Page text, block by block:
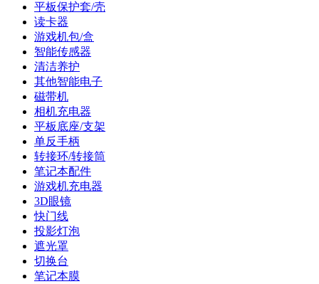
平板保护套/壳
读卡器
游戏机包/盒
智能传感器
清洁养护
其他智能电子
磁带机
相机充电器
平板底座/支架
单反手柄
转接环/转接筒
笔记本配件
游戏机充电器
3D眼镜
快门线
投影灯泡
遮光罩
切换台
笔记本膜